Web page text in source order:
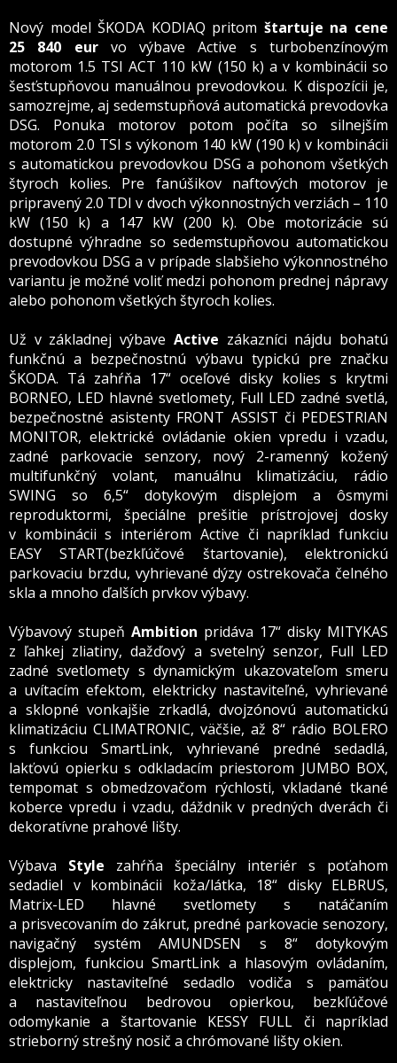
Nový model ŠKODA KODIAQ pritom štartuje na cene
25 840 eurvo výbave Active s turbobenzínovým
motorom 1.5 TSI ACT 110 kW (150 k) a v kombinácii so
šesťstupňovou manuálnou prevodovkou. K dispozícii je,
samozrejme, aj sedemstupňová automatická prevodovka
DSG. Ponuka motorov potom počíta so silnejším
motorom 2.0 TSI s výkonom 140 kW (190 k) v kombinácii
s automatickou prevodovkou DSG a pohonom všetkých
štyroch kolies. Pre fanúšikov naftových motorov je
pripravený 2.0 TDI v dvoch výkonnostných verziách – 110
kW (150 k) a 147 kW (200 k). Obe motorizácie sú
dostupné výhradne so sedemstupňovou automatickou
prevodovkou DSG a v prípade slabšieho výkonnostného
variantu je možné voliť medzi pohonom prednej nápravy
alebo pohonom všetkých štyroch kolies.
Už v základnej výbave Active zákazníci nájdu bohatú
funkčnú a bezpečnostnú výbavu typickú pre značku
ŠKODA. Tá zahŕňa 17“ oceľové disky kolies s krytmi
BORNEO, LED hlavné svetlomety, Full LED zadné svetlá,
bezpečnostné asistenty FRONT ASSIST či PEDESTRIAN
MONITOR, elektrické ovládanie okien vpredu i vzadu,
zadné parkovacie senzory, nový 2-ramenný kožený
multifunkčný volant, manuálnu klimatizáciu, rádio
SWING so 6,5“ dotykovým displejom a ôsmymi
reproduktormi, špeciálne prešitie prístrojovej dosky
v kombinácii s interiérom Active či napríklad funkciu
EASY START(bezkľúčové štartovanie), elektronickú
parkovaciu brzdu, vyhrievané dýzy ostrekovača čelného
skla a mnoho ďalších prvkov výbavy.
Výbavový stupeň Ambition pridáva 17“ disky MITYKAS
z ľahkej zliatiny, dažďový a svetelný senzor, Full LED
zadné svetlomety s dynamickým ukazovateľom smeru
a uvítacím efektom, elektricky nastaviteľné, vyhrievané
a sklopné vonkajšie zrkadlá, dvojzónovú automatickú
klimatizáciu CLIMATRONIC, väčšie, až 8“ rádio BOLERO
s funkciou SmartLink, vyhrievané predné sedadlá,
lakťovú opierku s odkladacím priestorom JUMBO BOX,
tempomat s obmedzovačom rýchlosti, vkladané tkané
koberce vpredu i vzadu, dáždnik v predných dverách či
dekoratívne prahové lišty.
Výbava Style zahŕňa špeciálny interiér s poťahom
sedadiel v kombinácii koža/látka, 18“ disky ELBRUS,
Matrix-LED hlavné svetlomety s natáčaním
a prisvecovaním do zákrut, predné parkovacie senozory,
navigačný systém AMUNDSEN s 8“ dotykovým
displejom, funkciou SmartLink a hlasovým ovládaním,
elektricky nastaviteľné sedadlo vodiča s pamäťou
a nastaviteľnou bedrovou opierkou, bezkľúčové
odomykanie a štartovanie KESSY FULL či napríklad
strieborný strešný nosič a chrómované lišty okien.